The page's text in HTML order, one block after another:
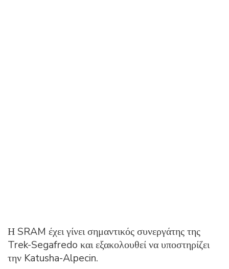
Η SRAM έχει γίνει σημαντικός συνεργάτης της
Trek-Segafredo και εξακολουθεί να υποστηρίζει
την Katusha-Alpecin.